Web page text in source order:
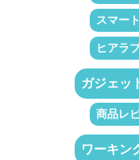
スマー
ヒアラ
ガジェッ
商品レ
ワーキン